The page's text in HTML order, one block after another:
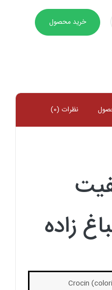
خرید محصول
نظرات (0)
زاده
Crocin